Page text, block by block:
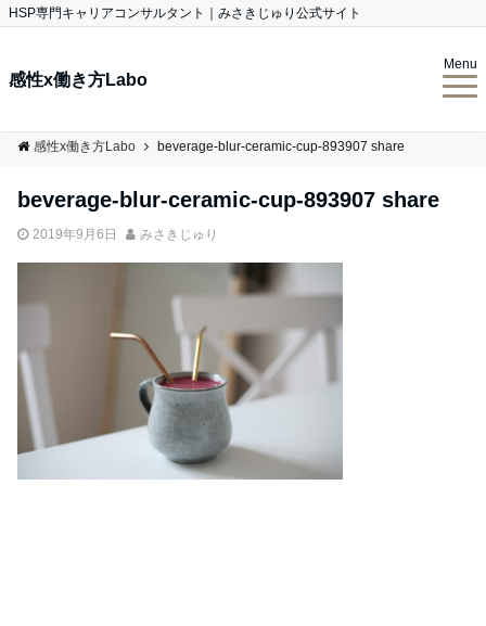
HSP専門キャリアコンサルタント｜みさきじゅり公式サイト
感性x働き方Labo
Menu
感性x働き方Labo beverage-blur-ceramic-cup-893907 share
beverage-blur-ceramic-cup-893907 share
2019年9月6日 みさきじゅり